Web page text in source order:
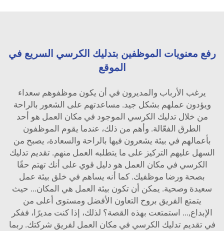
رفع معنويات الموظفين بتدليك الكرسي السريع في
الموقع
يرغب الأرباب والمديرون في أن يكون موظفوهم سعداء
ويؤدون عملهم بشكل جيد. مساعدتهم على الشعور بالراحة
من خلال تدليك الكرسي الموجود في مكان العمل هو أحد
الطرق الفعّالة. وأهم من ذلك، عندما يقوم الموظفون
بأعمالهم في بيئة يشعرون فيها بالراحة والسعادة، يصبح من
السهل عليهم التركيز على ما يتطلبه العمل منهم. تقديم تدليك
الكرسي في مكان العمل هو دليل قوي على أنك تهتم حقًا
بصحة ورضا موظفيك. كما أنه يساهم في خلق بيئة عمل
سعيدة وصحية. يمكن أن تكون بيئة العمل هي المكان... حيث
يتمتع الفريق بروح التعاون الأفضل ومستوى أعلى من
الإبداع,... استمتعت بهذه القصة؟ لذلك، إذا كنت مديرًا، ففكر
في تقديم تدليك الكرسي في مكان العمل لفريق شركتك. ربما